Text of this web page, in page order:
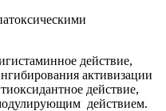
действие,
активизации
действие,
действием.